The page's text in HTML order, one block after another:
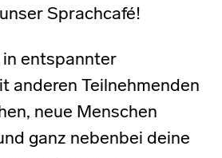
Sprachcafé!
entspannter
anderen Teilnehmenden
neue Menschen
ganz nebenbei deine